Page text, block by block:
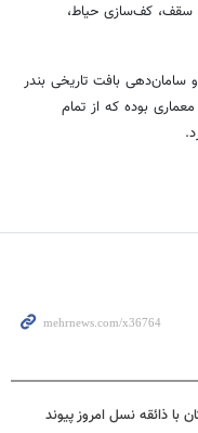
سقف، کف‌سازی حیاط،
سامان‌دهی بافت تاریخی بندر
بوده که از تمام
با ذائقه نسل امروز پیوند